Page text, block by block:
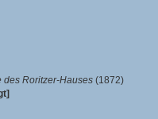
des Roritzer-Hauses (1872)